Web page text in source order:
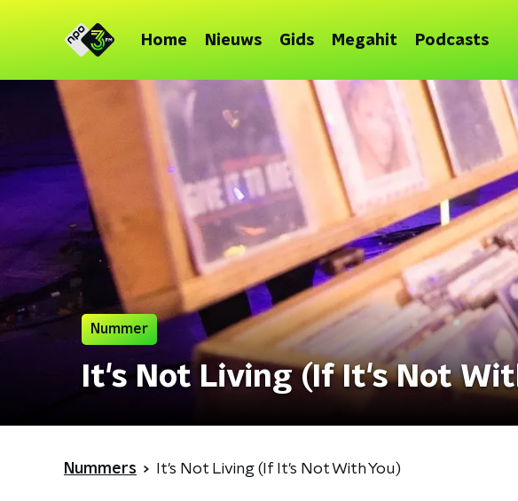
Home Nieuws Gids Megahit Podcasts
Nummer
It's Not Living (If It's Not
Nummers It's Not Living (If It's Not With You)